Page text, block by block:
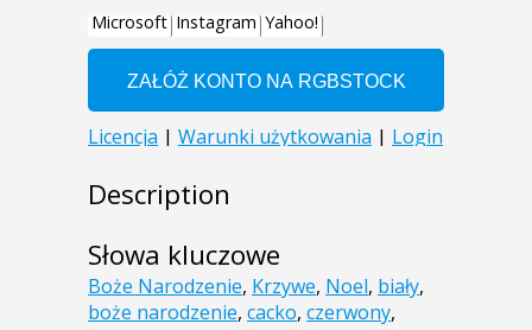
Description
Słowa kluczowe
Boże Narodzenie, Krzywe, Noel, biały,
boże narodzenie, cacko, czerwony,